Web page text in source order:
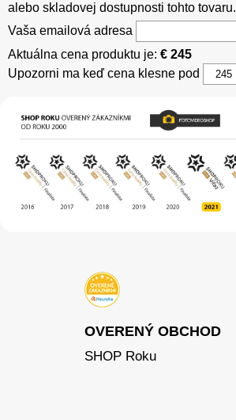
alebo skladovej dostupnosti tohto tovaru.
Vaša emailová adresa
Aktuálna cena produktu je: € 245
Upozorni ma keď cena klesne pod
OVERENÝ OBCHOD
SHOP Roku